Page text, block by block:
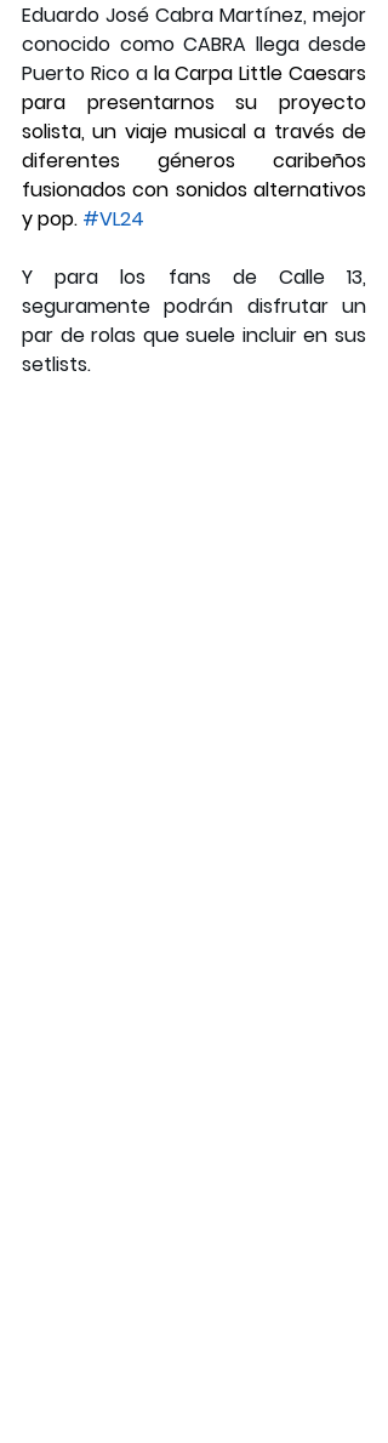
Eduardo José Cabra Martínez, mejor
conocido como CABRA llega desde
Puerto Rico a la Carpa Little Caesars
para presentarnos su proyecto
solista, un viaje musical a través de
diferentes géneros caribeños
fusionados con sonidos alternativos
y pop. #VL24
Y para los fans de Calle 13,
seguramente podrán disfrutar un
par de rolas que suele incluir en sus
setlists.